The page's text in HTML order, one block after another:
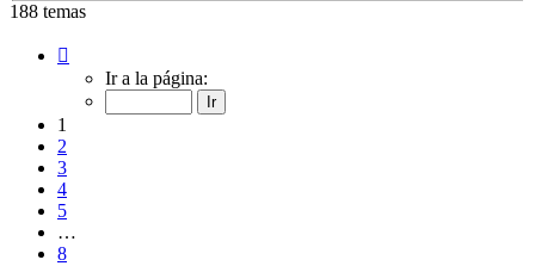
188 temas
Ir a la página:
1
2
3
4
5
…
8